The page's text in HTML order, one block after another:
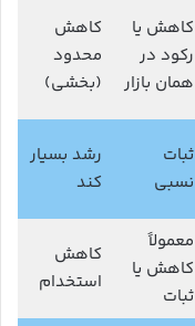
کاهش یا
رکود در
همان بازار
کاهش
محدود
(بخشی)
ثبات
نسبی
رشد بسیار
کند
معمولاً
کاهش یا
ثبات
کاهش
استخدام